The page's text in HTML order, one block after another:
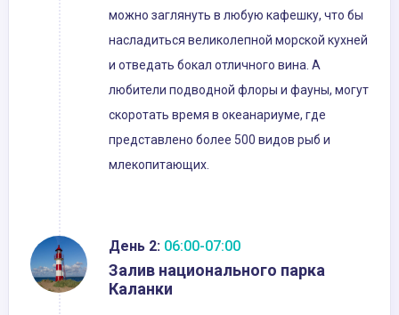
можно заглянуть в любую кафешку, что бы
насладиться великолепной морской кухней
и отведать бокал отличного вина. А
любители подводной флоры и фауны, могут
скоротать время в океанариуме, где
представлено более 500 видов рыб и
млекопитающих.
День 2: 06:00-07:00
Залив национального парка
Каланки